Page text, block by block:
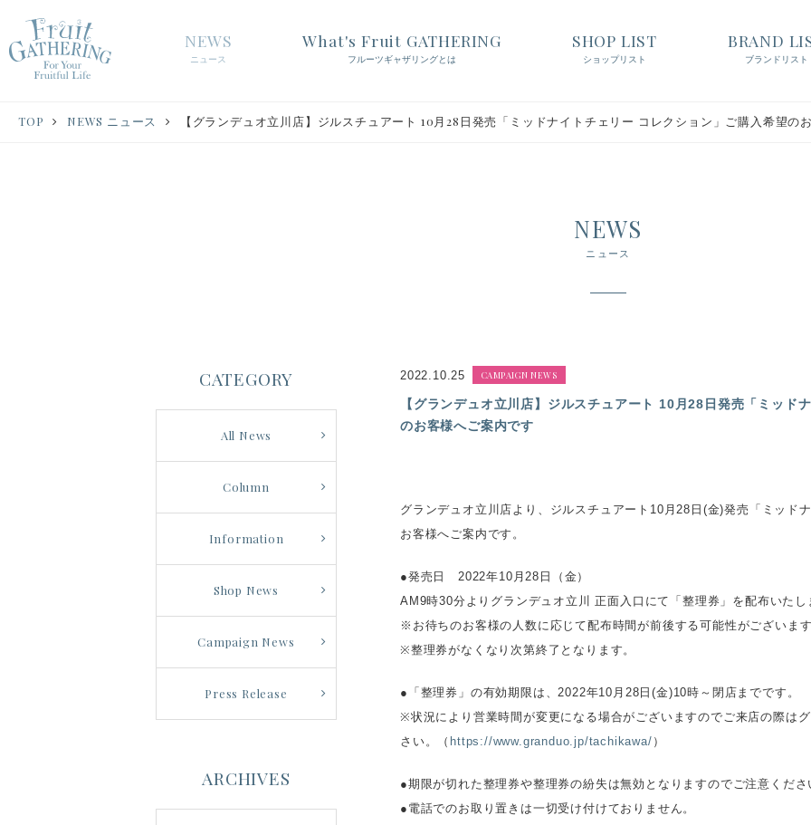
NEWS
ニュース
What's Fruit GATHERING
フルーツギャザリングとは
SHOP LIST
ショップリスト
BRAND
ブランドリスト
TOP NEWS ニュース 【グランデュオ立川店】ジルスチュアート 10月28日発売「ミッドナイトチェリー コレクション」ご購入希望の
NEWS
ニュース
2022.10.25 CAMPAIGN NEWS
【グランデュオ立川店】ジルスチュアート 10月28日発売「ミッド
のお客様へご案内です
グランデュオ立川店より、ジルスチュアート10月28日(金)発売「ミッド
お客様へご案内です。
●発売日 2022年10月28日（金）
AM9時30分よりグランデュオ立川 正面入口にて「整理券」を配布いたし
※お待ちのお客様の人数に応じて配布時間が前後する可能性がございま
※整理券がなくなり次第終了となります。
●「整理券」の有効期限は、2022年10月28日(金)10時～閉店までです。
※状況により営業時間が変更になる場合がございますのでご来店の際は
さい。（ https://www.granduo.jp/tachikawa/ ）
●期限が切れた整理券や整理券の紛失は無効となりますのでご注意くださ
●電話でのお取り置きは一切受け付けておりません。
CATEGORY
All News
Column
Information
Shop News
Campaign News
Press Release
ARCHIVES